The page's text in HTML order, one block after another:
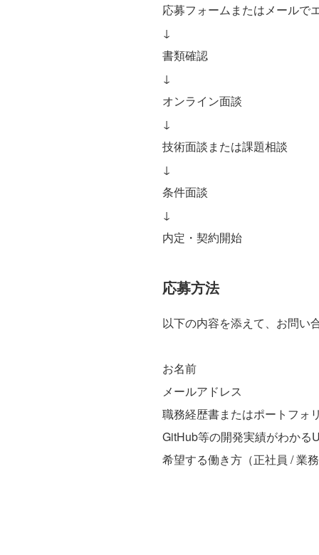
応募フォームまたはメールで
↓
書類確認
↓
オンライン面談
↓
技術面談または課題相談
↓
条件面談
↓
内定・契約開始
応募方法
以下の内容を添えて、お問い
お名前
メールアドレス
職務経歴書またはポートフォ
GitHub等の開発実績がわかる
希望する働き方（正社員 / 業